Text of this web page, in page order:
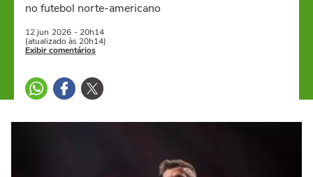
no futebol norte-americano
12 jun 2026 - 20h14
(atualizado às 20h14)
Exibir comentários